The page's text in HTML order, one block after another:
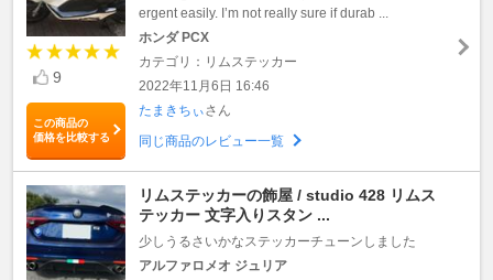
9
この商品の
価格を比較する
ergent easily. I’m not really sure if durab ...
ホンダ PCX
カテゴリ：リムステッカー
2022年11月6日 16:46
たまきちぃさん
同じ商品のレビュー一覧
リムステッカーの飾屋 / studio 428 リムス
テッカー 文字入りスタン ...
少しうるさいかなステッカーチューンしました
アルファロメオ ジュリア